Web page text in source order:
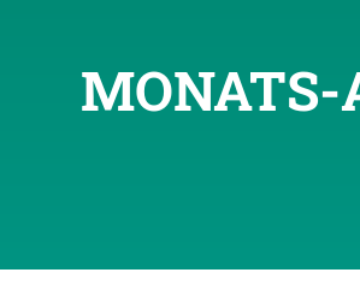
MONATS-